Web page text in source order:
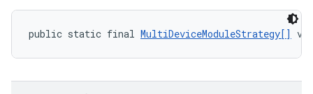
public static final MultiDeviceModuleStrategy[]